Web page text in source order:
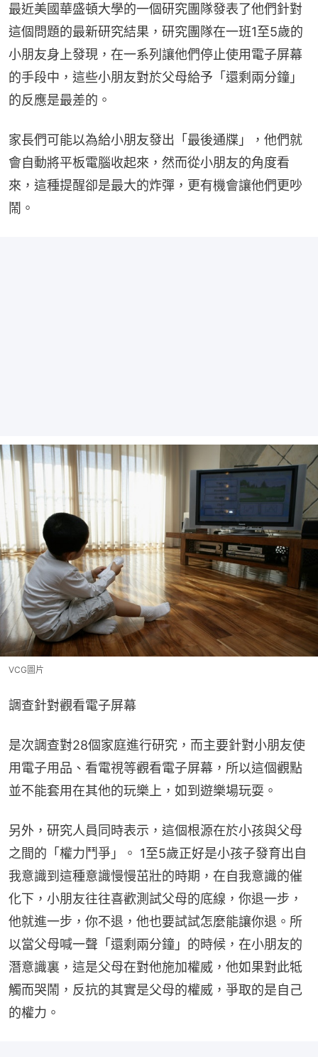
最近美國華盛頓大學的一個研究團隊發表了他們針對
這個問題的最新研究結果，研究團隊在一班1至5歲的
小朋友身上發現，在一系列讓他們停止使用電子屏幕
的手段中，這些小朋友對於父母給予「還剩兩分鐘」
的反應是最差的。
家長們可能以為給小朋友發出「最後通牒」，他們就
會自動將平板電腦收起來，然而從小朋友的角度看
來，這種提醒卻是最大的炸彈，更有機會讓他們更吵
鬧。
VCG圖片
調查針對觀看電子屏幕
是次調查對28個家庭進行研究，而主要針對小朋友使
用電子用品、看電視等觀看電子屏幕，所以這個觀點
並不能套用在其他的玩樂上，如到遊樂場玩耍。
另外，研究人員同時表示，這個根源在於小孩與父母
之間的「權力鬥爭」。 1至5歲正好是小孩子發育出自
我意識到這種意識慢慢茁壯的時期，在自我意識的催
化下，小朋友往往喜歡測試父母的底線，你退一步，
他就進一步，你不退，他也要試試怎麼能讓你退。所
以當父母喊一聲「還剩兩分鐘」的時候，在小朋友的
潛意識裏，這是父母在對他施加權威，他如果對此牴
觸而哭鬧，反抗的其實是父母的權威，爭取的是自己
的權力。